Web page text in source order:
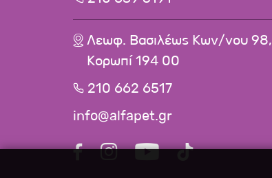
Λεωφ. Βασιλέως Κων/νου 98,
Κορωπί 194 00
210 662 6517
info@alfapet.gr